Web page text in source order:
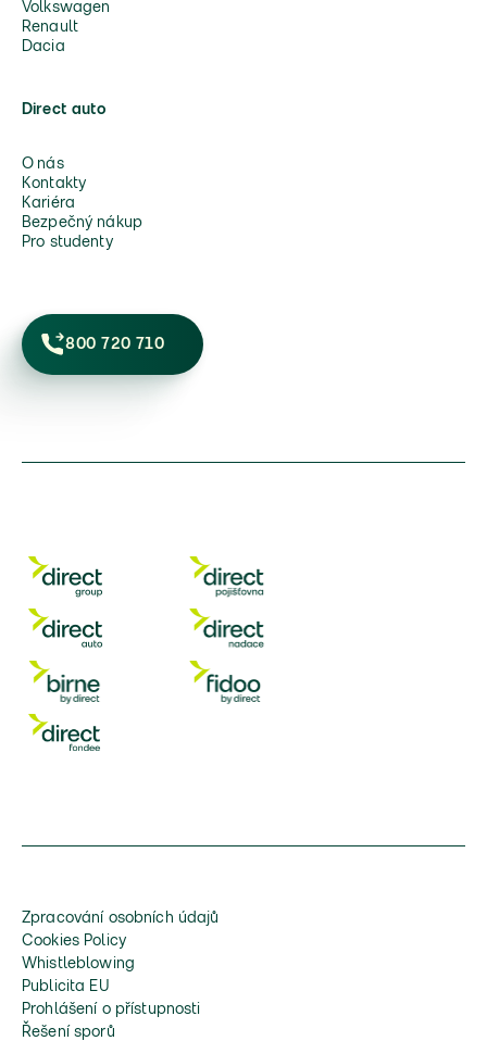
Volkswagen
Renault
Dacia
Direct auto
O nás
Kontakty
Kariéra
Bezpečný nákup
Pro studenty
800 720 710
Zpracování osobních údajů
Cookies Policy
Whistleblowing
Publicita EU
Prohlášení o přístupnosti
Řešení sporů